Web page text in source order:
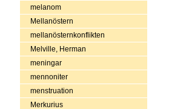
melanom
Mellanöstern
mellanösternkonflikten
Melville, Herman
meningar
mennoniter
menstruation
Merkurius